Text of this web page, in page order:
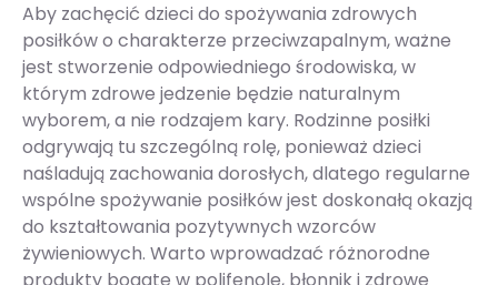
Aby zachęcić dzieci do spożywania zdrowych
posiłków o charakterze przeciwzapalnym, ważne
jest stworzenie odpowiedniego środowiska, w
którym zdrowe jedzenie będzie naturalnym
wyborem, a nie rodzajem kary. Rodzinne posiłki
odgrywają tu szczególną rolę, ponieważ dzieci
naśladują zachowania dorosłych, dlatego regularne
wspólne spożywanie posiłków jest doskonałą okazją
do kształtowania pozytywnych wzorców
żywieniowych. Warto wprowadzać różnorodne